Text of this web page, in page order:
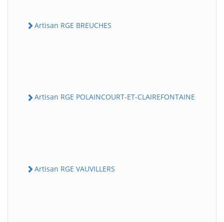
Artisan RGE BREUCHES
Artisan RGE POLAINCOURT-ET-CLAIREFONTAINE
Artisan RGE VAUVILLERS